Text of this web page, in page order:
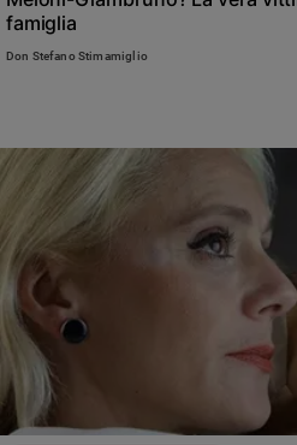
famiglia
Don Stefano Stimamiglio